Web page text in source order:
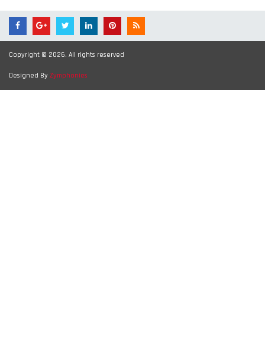
Copyright © 2026. All rights reserved
Designed By Zymphonies